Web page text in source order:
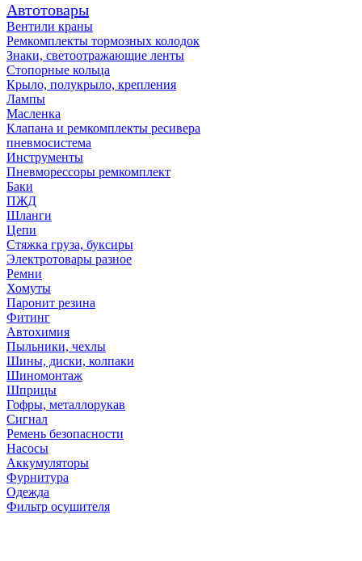
Автотовары
Вентили краны
Ремкомплекты тормозных колодок
Знаки, светоотражающие ленты
Стопорные кольца
Крыло, полукрыло, крепления
Лампы
Масленка
Клапана и ремкомплекты ресивера
пневмосистема
Инструменты
Пневморессоры ремкомплект
Баки
ПЖД
Шланги
Цепи
Стяжка груза, буксиры
Электротовары разное
Ремни
Хомуты
Паронит резина
Фитинг
Автохимия
Пыльники, чехлы
Шины, диски, колпаки
Шиномонтаж
Шприцы
Гофры, металлорукав
Сигнал
Ремень безопасности
Насосы
Аккумуляторы
Фурнитура
Одежда
Фильтр осушителя